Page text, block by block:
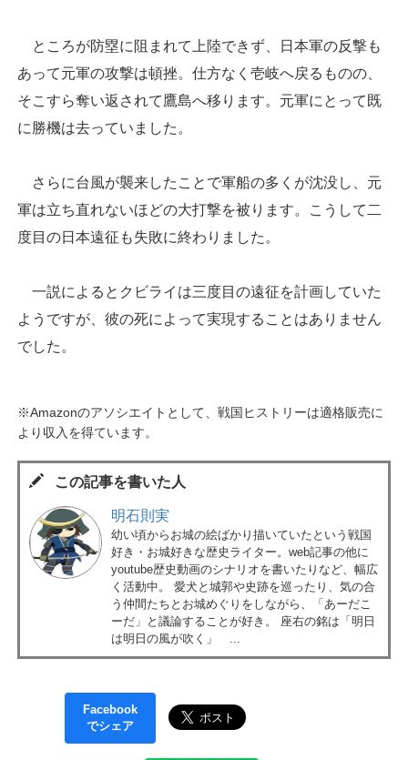
ところが防塁に阻まれて上陸できず、日本軍の反撃も
あって元軍の攻撃は頓挫。仕方なく壱岐へ戻るものの、
そこすら奪い返されて鷹島へ移ります。元軍にとって既
に勝機は去っていました。
さらに台風が襲来したことで軍船の多くが沈没し、元
軍は立ち直れないほどの大打撃を被ります。こうして二
度目の日本遠征も失敗に終わりました。
一説によるとクビライは三度目の遠征を計画していた
ようですが、彼の死によって実現することはありません
でした。
※Amazonのアソシエイトとして、戦国ヒストリーは適格販売に
より収入を得ています。
この記事を書いた人
明石則実
幼い頃からお城の絵ばかり描いていたという戦国
好き・お城好きな歴史ライター。web記事の他に
youtube歴史動画のシナリオを書いたりなど、幅広
く活動中。 愛犬と城郭や史跡を巡ったり、気の合
う仲間たちとお城めぐりをしながら、「あーだこ
ーだ」と議論することが好き。 座右の銘は「明日
は明日の風が吹く」 ...
Facebook
でシェア